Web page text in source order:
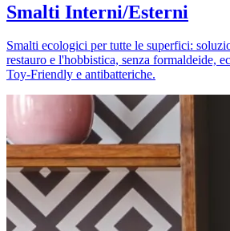
Smalti Interni/Esterni
Smalti ecologici per tutte le superfici:
restauro e l'hobbistica, senza formaldeide,
Toy-Friendly e antibatteriche.